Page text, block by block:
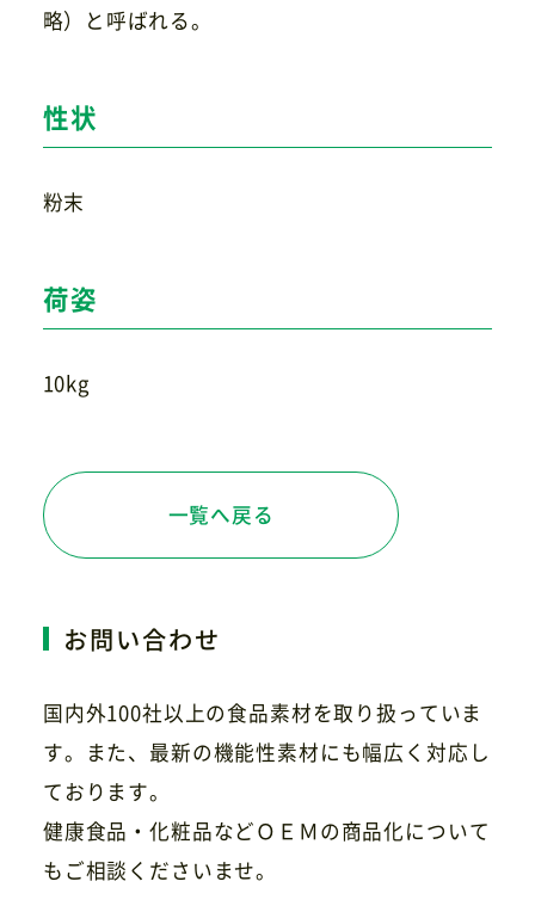
略）と呼ばれる。
性状
粉末
荷姿
10kg
一覧へ戻る
お問い合わせ
国内外100社以上の食品素材を取り扱っていま
す。また、最新の機能性素材にも幅広く対応し
ております。
健康食品・化粧品などＯＥＭの商品化について
もご相談くださいませ。